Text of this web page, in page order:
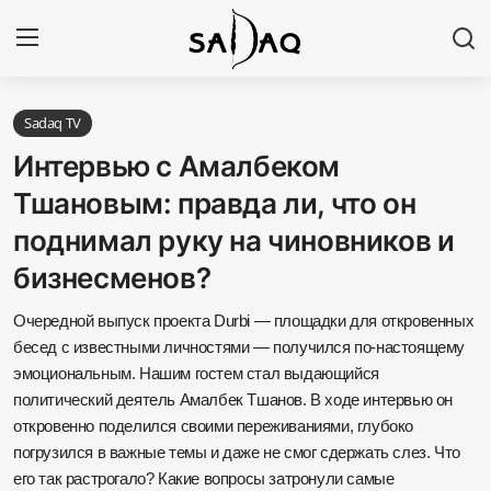
Авторизоваться
Главная
Наши контакты
Новости
Политика
Галерея
Экономика
Sadaq TV
Интервью с Амалбеком
Тшановым: правда ли, что он
поднимал руку на чиновников и
бизнесменов?
Очередной выпуск проекта Durbi — площадки для откровенных
бесед с известными личностями — получился по-настоящему
эмоциональным. Нашим гостем стал выдающийся
политический деятель Амалбек Тшанов. В ходе интервью он
откровенно поделился своими переживаниями, глубоко
погрузился в важные темы и даже не смог сдержать слез. Что
его так растрогало? Какие вопросы затронули самые